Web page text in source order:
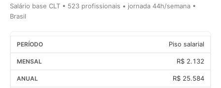
Salário base CLT • 523 profissionais • jornada 44h/semana •
Brasil
Piso salarial
R$ 2.132
R$ 25.584